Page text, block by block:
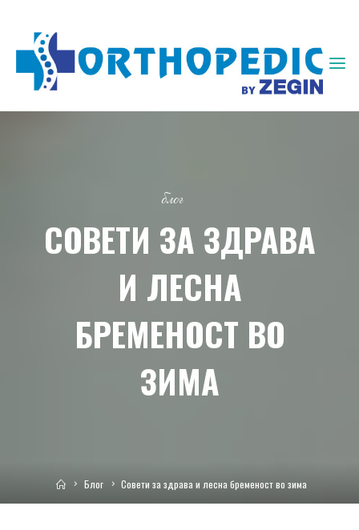
ЗЕГИН
блог
СОВЕТИ ЗА ЗДРАВА
И ЛЕСНА
БРЕМЕНОСТ ВО
ЗИМА
HomeБлог Совети за здрава и лесна бременост во зима